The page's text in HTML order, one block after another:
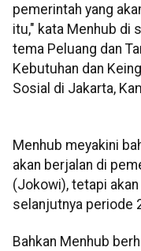
pemerintah yang
itu," kata Menhub di
tema Peluang dan
Kebutuhan dan
Sosial di Jakarta,
Menhub meyakini
akan berjalan di
(Jokowi), tetapi
selanjutnya periode
Bahkan Menhub